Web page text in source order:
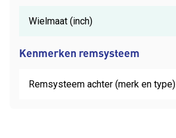
Wielmaat (inch)
Kenmerken remsysteem
Remsysteem achter (merk en type)